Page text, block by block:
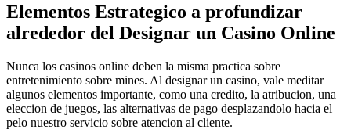
Elementos Estrategico a profundizar
alrededor del Designar un Casino Online
Nunca los casinos online deben la misma practica sobre
entretenimiento sobre mines. Al designar un casino, vale meditar
algunos elementos importante, como una credito, la atribucion, una
eleccion de juegos, las alternativas de pago desplazandolo hacia el
pelo nuestro servicio sobre atencion al cliente.